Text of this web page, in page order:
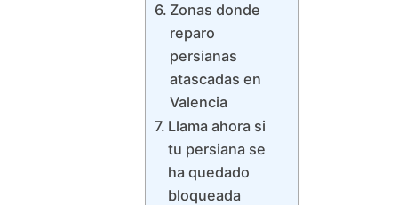
Zonas donde
reparo
persianas
atascadas en
Valencia
Llama ahora si
tu persiana se
ha quedado
bloqueada